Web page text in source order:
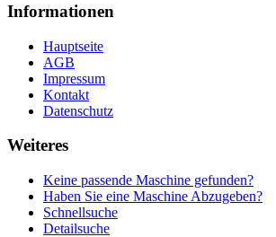
Informationen
Hauptseite
AGB
Impressum
Kontakt
Datenschutz
Weiteres
Keine passende Maschine gefunden?
Haben Sie eine Maschine Abzugeben?
Schnellsuche
Detailsuche